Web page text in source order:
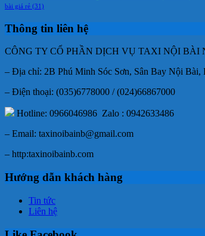
bài giá rẻ (31)
Thông tin liên hệ
CÔNG TY CỔ PHẦN DỊCH VỤ TAXI NỘI BÀI
– Địa chỉ: 2B Phú Minh Sóc Sơn, Sân Bay Nội Bài,
– Điện thoại: (035)6778000 / (024)66867000
Hotline: 0966046986 Zalo : 0942633486
– Email: taxinoibainb@gmail.com
– http:taxinoibainb.com
Hướng dẫn khách hàng
Tin tức
Liên hệ